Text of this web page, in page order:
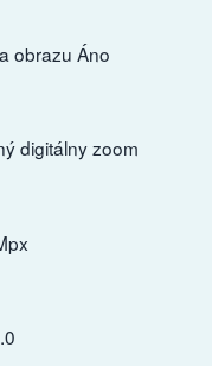
obrazu Áno
digitálny zoom